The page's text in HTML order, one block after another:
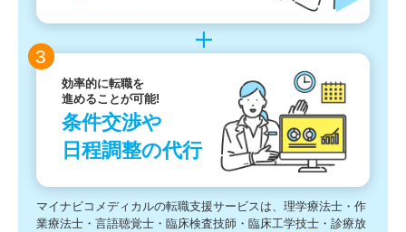
3
効率的に転職を
進めることが可能!
条件交渉や
日程調整の代行
マイナビコメディカルの転職支援サービスは、理学療法士・作
業療法士・言語聴覚士・臨床検査技師・臨床工学技士・診療放